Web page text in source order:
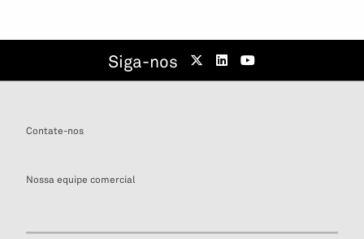
Siga-nos
Contate-nos
Nossa equipe comercial